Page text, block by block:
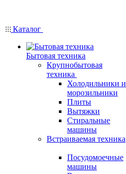
Каталог
Бытовая техника
Крупнобытовая
техника
Холодильники и
морозильники
Плиты
Вытяжки
Стиральные
машины
Встраиваемая техника
Посудомоечные
машины